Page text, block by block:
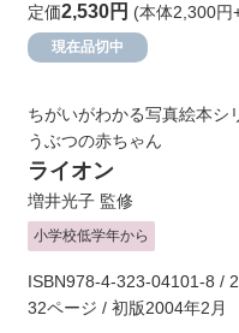
定価2,530円 (本体2,300円
現在品切中
ちがいがわかる写真絵本
うぶつの赤ちゃん
ライオン
増井光子 監修
小学校低学年から
ISBN978-4-323-04101-8 /
32ページ / 初版2004年2月